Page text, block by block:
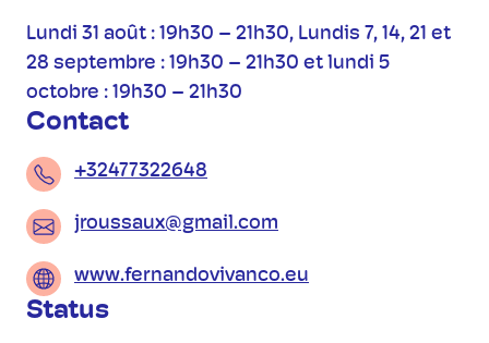
Lundi 31 août : 19h30 – 21h30, Lundis 7, 14, 21 et
28 septembre : 19h30 – 21h30 et lundi 5
octobre : 19h30 – 21h30
Contact
+32477322648
jroussaux@gmail.com
www.fernandovivanco.eu
Status